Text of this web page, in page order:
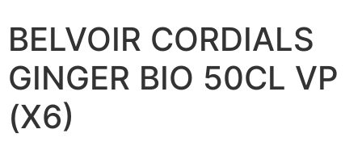
BELVOIR CORDIALS
GINGER BIO 50CL VP
(X6)